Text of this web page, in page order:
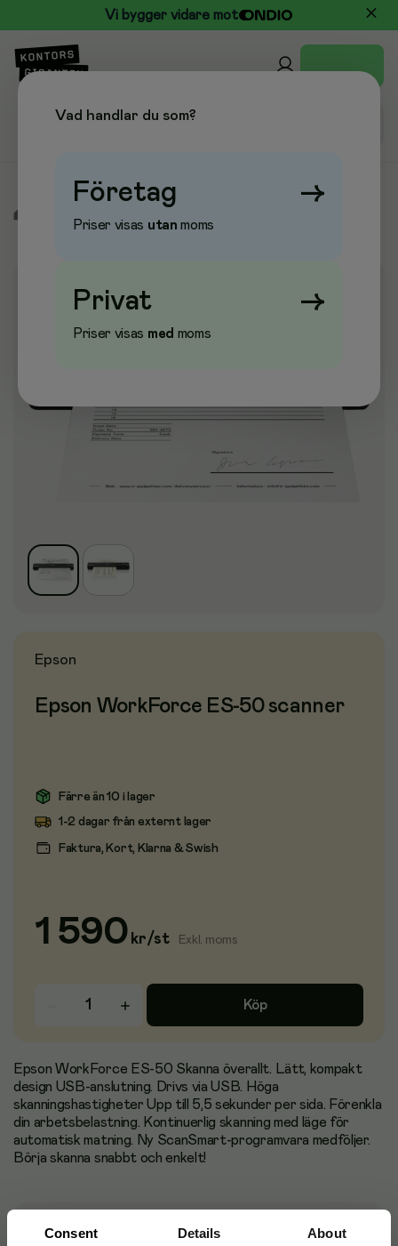
Consent Details About
Vi bygger vidare mot
Epson
Epson WorkForce ES-50 scanner
Färre än 10 i lager
1-2 dagar från externt lager
Faktura, Kort, Klarna & Swish
1 590 kr/st Exkl. moms
Köp
Epson WorkForce ES-50 Skanna överallt. Lätt, kompakt
design USB-anslutning. Drivs via USB. Höga
skanningshastigheter Upp till 5,5 sekunder per sida. Förenkla
din arbetsbelastning. Kontinuerlig skanning med läge för
automatisk matning. Ny ScanSmart-programvara medföljer.
Börja skanna snabbt och enkelt!
Artikelnummer
EPSB11B252401
Vad handlar du som?
Företag →
Priser visas utan moms
Privat →
Priser visas med moms